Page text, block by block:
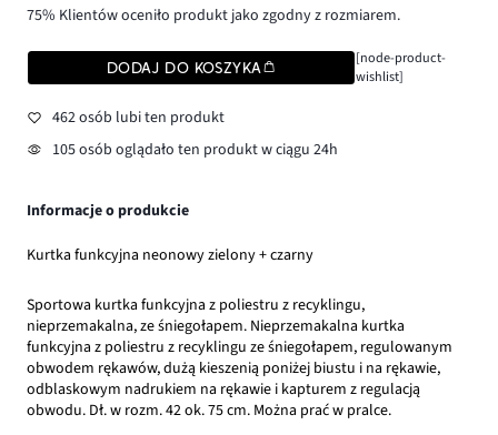
75% Klientów oceniło produkt jako zgodny z rozmiarem.
DODAJ DO KOSZYKA
[node-product-
wishlist]
462 osób lubi ten produkt
105 osób oglądało ten produkt w ciągu 24h
Informacje o produkcie
Kurtka funkcyjna neonowy zielony + czarny
Sportowa kurtka funkcyjna z poliestru z recyklingu,
nieprzemakalna, ze śniegołapem. Nieprzemakalna kurtka
funkcyjna z poliestru z recyklingu ze śniegołapem, regulowanym
obwodem rękawów, dużą kieszenią poniżej biustu i na rękawie,
odblaskowym nadrukiem na rękawie i kapturem z regulacją
obwodu. Dł. w rozm. 42 ok. 75 cm. Można prać w pralce.